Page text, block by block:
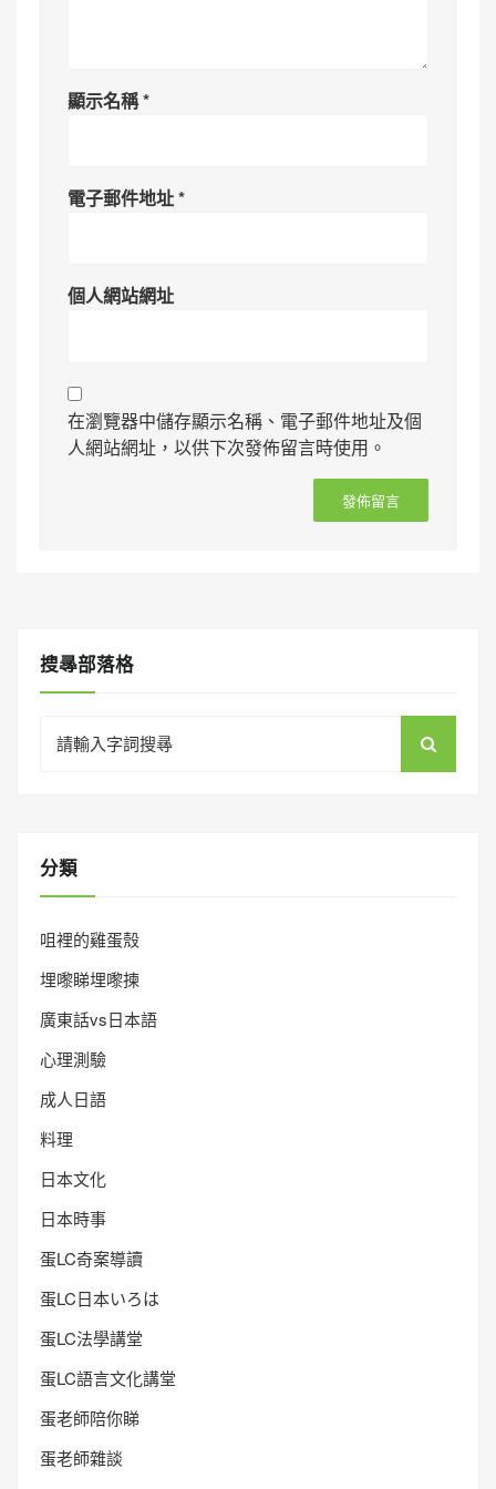
顯示名稱*
電子郵件地址*
個人網站網址
在瀏覽器中儲存顯示名稱、電子郵件地址及個
人網站網址，以供下次發佈留言時使用。
搜㝷部落格
for:
分類
咀裡的雞蛋殼
埋嚟睇埋嚟揀
廣東話vs日本語
心理測驗
成人日語
料理
日本文化
日本時事
蛋LC奇案導讀
蛋LC日本いろは
蛋LC法學講堂
蛋LC語言文化講堂
蛋老師陪你睇
蛋老師雜談